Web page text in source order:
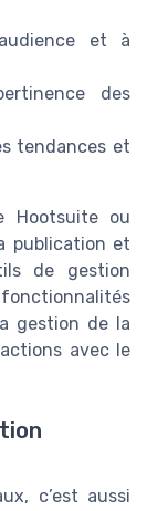
et à
des
tendances et
Hootsuite ou
publication et
de gestion
gestion de la
avec le
c’est aussi